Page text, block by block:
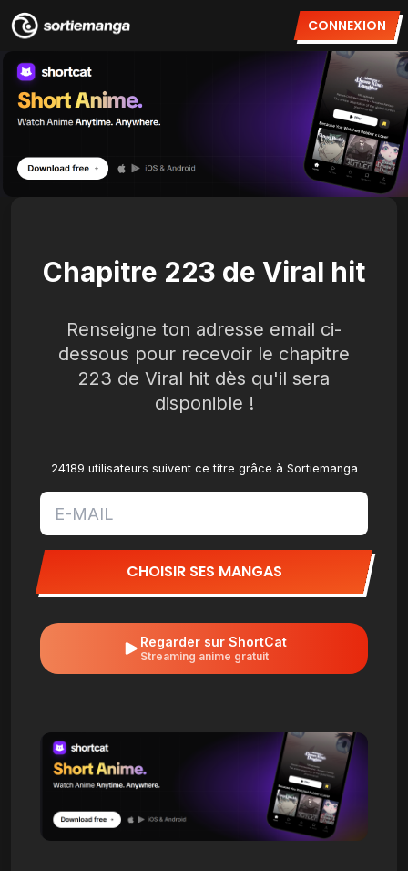
CONNEXION
Chapitre 223 de Viral hit
Renseigne ton adresse email ci-
dessous pour recevoir le chapitre
223 de Viral hit dès qu'il sera
disponible !
24189 utilisateurs suivent ce titre grâce à Sortiemanga
CHOISIR SES MANGAS
Regarder sur ShortCat
Streaming anime gratuit